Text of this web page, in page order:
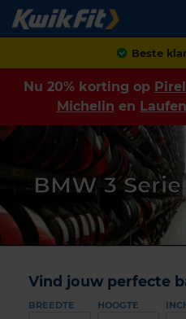
Beste
Nu 20% korting op
Michelin en
BMW 3
Vind jouw perfecte
BREEDTE HOOGTE